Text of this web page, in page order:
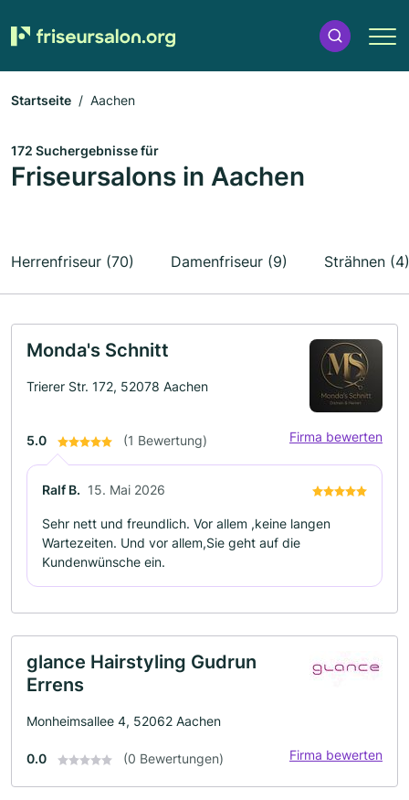
Startseite Aachen
172 Suchergebnisse für
Friseursalons in Aachen
Herrenfriseur (70) Damenfriseur (9) Strähnen (4)
Monda's Schnitt
Trierer Str. 172, 52078 Aachen
5.0 (1 Bewertung) Firma bewerten
Ralf B. 15. Mai 2026
Sehr nett und freundlich. Vor allem ,keine langen
Wartezeiten. Und vor allem,Sie geht auf die
Kundenwünsche ein.
glance Hairstyling Gudrun
Errens
Monheimsallee 4, 52062 Aachen
0.0 (0 Bewertungen) Firma bewerten